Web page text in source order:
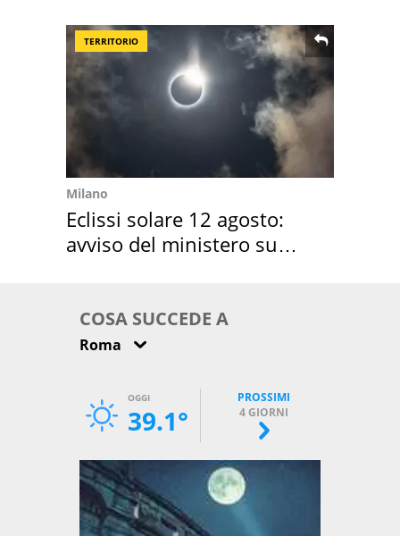
TERRITORIO
Milano
Eclissi solare 12 agosto:
avviso del ministero su